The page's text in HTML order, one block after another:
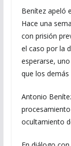
Benítez apeló
Hace una
con prisión
el caso por la
esperarse,
que los
Antonio
ocultamiento